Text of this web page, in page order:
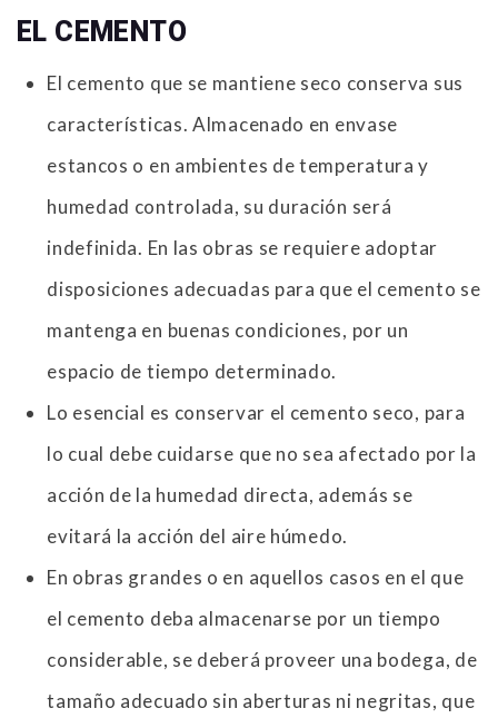
EL CEMENTO
El cemento que se mantiene seco conserva sus
características. Almacenado en envase
estancos o en ambientes de temperatura y
humedad controlada, su duración será
indefinida. En las obras se requiere adoptar
disposiciones adecuadas para que el cemento se
mantenga en buenas condiciones, por un
espacio de tiempo determinado.
Lo esencial es conservar el cemento seco, para
lo cual debe cuidarse que no sea afectado por la
acción de la humedad directa, además se
evitará la acción del aire húmedo.
En obras grandes o en aquellos casos en el que
el cemento deba almacenarse por un tiempo
considerable, se deberá proveer una bodega, de
tamaño adecuado sin aberturas ni negritas, que